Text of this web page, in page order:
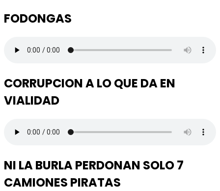
FODONGAS
CORRUPCION A LO QUE DA EN
VIALIDAD
NI LA BURLA PERDONAN SOLO 7
CAMIONES PIRATAS